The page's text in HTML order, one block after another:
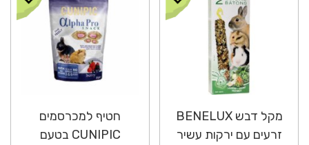
מקל דבש BENELUX
זרעים עם ירקות עשיר
חטיף למכרסמים
CUNIPIC בטעם